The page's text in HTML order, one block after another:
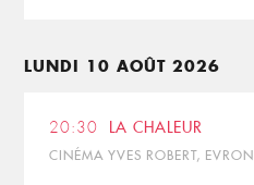
LUNDI 10 AOÛT 2026
20:30 LA CHALEUR
CINÉMA YVES ROBERT, EVRON